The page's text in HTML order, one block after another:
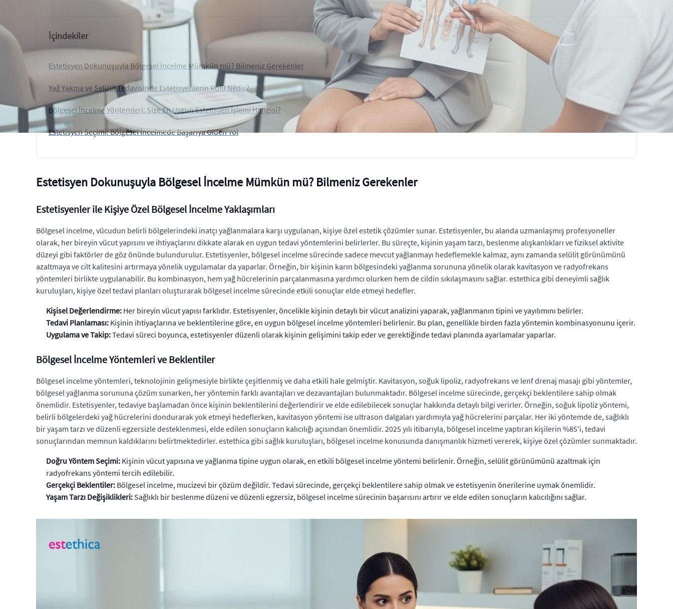
İçindekiler
Estetisyen Dokunuşuyla Bölgesel İncelme Mümkün mü? Bilmeniz Gerekenler
Yağ Yakma ve Selülit Tedavisinde Estetisyenlerin Rolü Nedir?
Bölgesel İncelme Yöntemleri: Size En Uygun Estetisyen İşlemi Hangisi?
Estetisyen Seçimi: Bölgesel İncelmede Başarıya Giden Yol
Estetisyen Dokunuşuyla Bölgesel İncelme Mümkün mü? Bilmeniz Gerekenler
Estetisyenler ile Kişiye Özel Bölgesel İncelme Yaklaşımları
Bölgesel incelme, vücudun belirli bölgelerindeki inatçı yağlanmalara karşı uygulanan, kişiye özel estetik çözümler sunar. Estetisyenler, bu alanda uzmanlaşmış profesyoneller
olarak, her bireyin vücut yapısını ve ihtiyaçlarını dikkate alarak en uygun tedavi yöntemlerini belirlerler. Bu süreçte, kişinin yaşam tarzı, beslenme alışkanlıkları ve fiziksel aktivite
düzeyi gibi faktörler de göz önünde bulundurulur. Estetisyenler, bölgesel incelme sürecinde sadece mevcut yağlanmayı hedeflemekle kalmaz, aynı zamanda selülit görünümünü
azaltmaya ve cilt kalitesini artırmaya yönelik uygulamalar da yaparlar. Örneğin, bir kişinin karın bölgesindeki yağlanma sorununa yönelik olarak kavitasyon ve radyofrekans
yöntemleri birlikte uygulanabilir. Bu kombinasyon, hem yağ hücrelerinin parçalanmasına yardımcı olurken hem de cildin sıkılaşmasını sağlar. estethica gibi deneyimli sağlık
kuruluşları, kişiye özel tedavi planları oluşturarak bölgesel incelme sürecinde etkili sonuçlar elde etmeyi hedefler.
Kişisel Değerlendirme: Her bireyin vücut yapısı farklıdır. Estetisyenler, öncelikle kişinin detaylı bir vücut analizini yaparak, yağlanmanın tipini ve yayılımını belirler.
Tedavi Planlaması: Kişinin ihtiyaçlarına ve beklentilerine göre, en uygun bölgesel incelme yöntemleri belirlenir. Bu plan, genellikle birden fazla yöntemin kombinasyonunu içerir.
Uygulama ve Takip:Tedavi süreci boyunca, estetisyenler düzenli olarak kişinin gelişimini takip eder ve gerektiğinde tedavi planında ayarlamalar yaparlar.
Bölgesel İncelme Yöntemleri ve Beklentiler
Bölgesel incelme yöntemleri, teknolojinin gelişmesiyle birlikte çeşitlenmiş ve daha etkili hale gelmiştir. Kavitasyon, soğuk lipoliz, radyofrekans ve lenf drenaj masajı gibi yöntemler,
bölgesel yağlanma sorununa çözüm sunarken, her yöntemin farklı avantajları ve dezavantajları bulunmaktadır. Bölgesel incelme sürecinde, gerçekçi beklentilere sahip olmak
önemlidir. Estetisyenler, tedaviye başlamadan önce kişinin beklentilerini değerlendirir ve elde edilebilecek sonuçlar hakkında detaylı bilgi verirler. Örneğin, soğuk lipoliz yöntemi,
belirli bölgelerdeki yağ hücrelerini dondurarak yok etmeyi hedeflerken, kavitasyon yöntemi ise ultrason dalgaları yardımıyla yağ hücrelerini parçalar. Her iki yöntemde de, sağlıklı
bir yaşam tarzı ve düzenli egzersizle desteklenmesi, elde edilen sonuçların kalıcılığı açısından önemlidir. 2025 yılı itibarıyla, bölgesel incelme yaptıran kişilerin %85'i, tedavi
sonuçlarından memnun kaldıklarını belirtmektedirler. estethica gibi sağlık kuruluşları, bölgesel incelme konusunda danışmanlık hizmeti vererek, kişiye özel çözümler sunmaktadır.
Doğru Yöntem Seçimi: Kişinin vücut yapısına ve yağlanma tipine uygun olarak, en etkili bölgesel incelme yöntemi belirlenir. Örneğin, selülit görünümünü azaltmak için
radyofrekans yöntemi tercih edilebilir.
Gerçekçi Beklentiler: Bölgesel incelme, mucizevi bir çözüm değildir. Tedavi sürecinde, gerçekçi beklentilere sahip olmak ve estetisyenin önerilerine uymak önemlidir.
Yaşam Tarzı Değişiklikleri: Sağlıklı bir beslenme düzeni ve düzenli egzersiz, bölgesel incelme sürecinin başarısını artırır ve elde edilen sonuçların kalıcılığını sağlar.